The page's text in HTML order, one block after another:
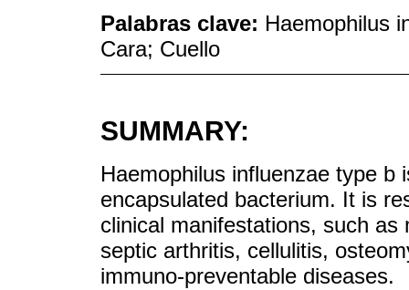
Palabras clave: Haemophilus
Cara; Cuello
SUMMARY:
Haemophilus influenzae type b
encapsulated bacterium. It is
clinical manifestations, such
septic arthritis, cellulitis,
immuno-preventable diseases.